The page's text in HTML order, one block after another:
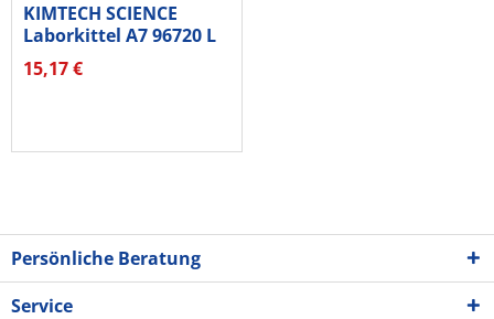
KIMTECH SCIENCE
Laborkittel A7 96720 L
weiß
15,17 €
Persönliche Beratung
Service